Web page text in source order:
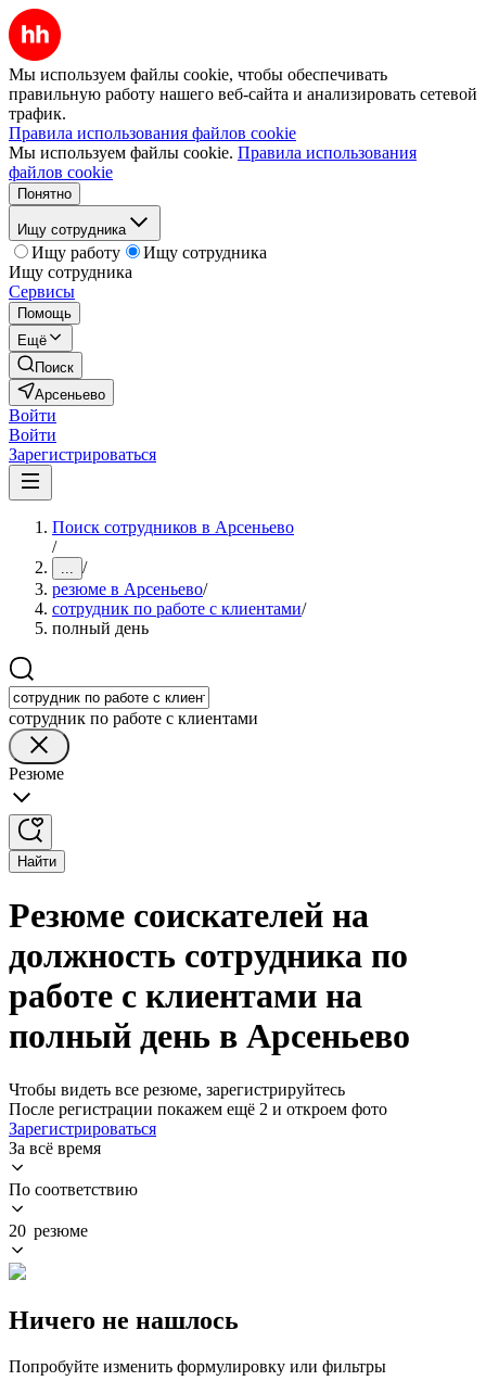
Мы используем файлы cookie, чтобы обеспечивать
правильную работу нашего веб-сайта и анализировать сетевой
трафик.
Правила использования файлов cookie
Мы используем файлы cookie. Правила использования
файлов cookie
Понятно
Ищу сотрудника
Ищу работу
Ищу сотрудника
Ищу сотрудника
Сервисы
Помощь
Ещё
Поиск
Арсеньево
Войти
Войти
Зарегистрироваться
Поиск сотрудников в Арсеньево
/
... /
резюме в Арсеньево/
сотрудник по работе с клиентами/
полный день
сотрудник по работе с клиентами
Резюме
Найти
Резюме соискателей на
должность сотрудника по
работе с клиентами на
полный день в Арсеньево
Чтобы видеть все резюме, зарегистрируйтесь
После регистрации покажем ещё 2 и откроем фото
Зарегистрироваться
За всё время
По соответствию
20 резюме
Ничего не нашлось
Попробуйте изменить формулировку или фильтры